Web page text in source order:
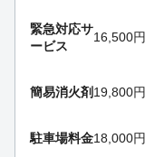
緊急対応サ
ービス
16,500円
簡易消火剤19,800円
駐車場料金18,000円